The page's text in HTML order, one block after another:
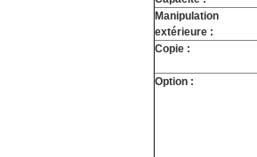
Manipulation
extérieure :
Copie :
Option :